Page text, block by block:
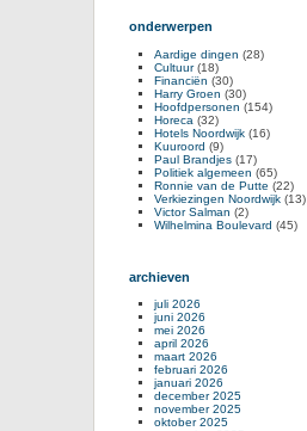
onderwerpen
Aardige dingen (28)
Cultuur(18)
Financiën (30)
Harry Groen (30)
Hoofdpersonen (154)
Horeca (32)
Hotels Noordwijk (16)
Kuuroord (9)
Paul Brandjes (17)
Politiek algemeen (65)
Ronnie van de Putte (22)
Verkiezingen Noordwijk (13)
Victor Salman (2)
Wilhelmina Boulevard (45)
archieven
juli 2026
juni 2026
mei 2026
april 2026
maart 2026
februari 2026
januari 2026
december 2025
november 2025
oktober 2025